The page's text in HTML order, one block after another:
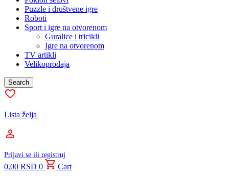
Puzzle i društvene igre
Roboti
Sport i igre na otvorenom
Guralice i tricikli
Igre na otvorenom
TV artikli
Velikoprodaja
Search
Lista želja
Prijavi se ili registruj
0,00 RSD 0
Cart